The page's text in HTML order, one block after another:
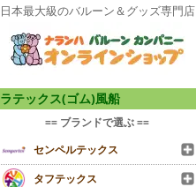
日本最大級のバルーン＆グッズ専門店
ラテックス(ゴム)風船
== ブランドで選ぶ ==
センペルテックス
タフテックス